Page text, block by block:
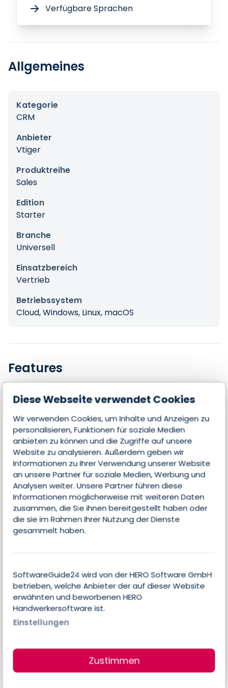
Diese Webseite verwendet Cookies
Wir verwenden Cookies, um Inhalte und Anzeigen zu
personalisieren, Funktionen für soziale Medien
anbieten zu können und die Zugriffe auf unsere
Website zu analysieren. Außerdem geben wir
Informationen zu Ihrer Verwendung unserer Website
an unsere Partner für soziale Medien, Werbung und
Analysen weiter. Unsere Partner führen diese
Informationen möglicherweise mit weiteren Daten
zusammen, die Sie ihnen bereitgestellt haben oder
die sie im Rahmen Ihrer Nutzung der Dienste
gesammelt haben.
SoftwareGuide24 wird von der HERO Software GmbH
betrieben, welche Anbieter der auf dieser Website
erwähnten und beworbenen HERO
Handwerkersoftware ist.
Einstellungen
Zustimmen
Verfügbare Sprachen
Allgemeines
Kategorie
CRM
Anbieter
Vtiger
Produktreihe
Sales
Edition
Starter
Branche
Universell
Einsatzbereich
Vertrieb
Betriebssystem
Cloud, Windows, Linux, macOS
Features
Kontakte & Leads managen
Email-Integration
Kollaboration
Lead Scoring
Analyse
Marketing-Automatisierung
Mobile Nutzung
Preise
Errechneter Preis pro Person & Monat
Preis-Angaben des Anbieters
$10,00 pro Nutzer & Monat